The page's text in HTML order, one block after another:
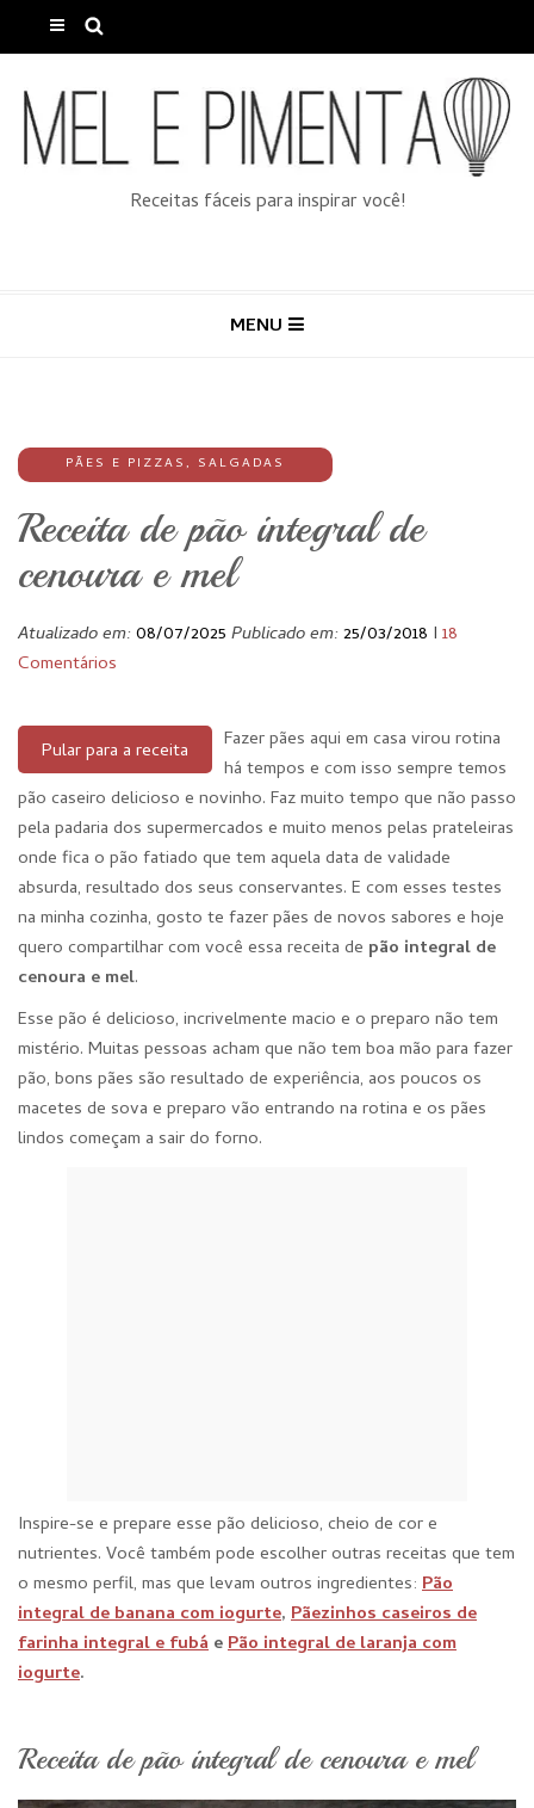
Receitas fáceis para inspirar você!
MENU
PÃES E PIZZAS, SALGADAS
Receita de pão integral de
cenoura e mel
Atualizado em:08/07/2025 Publicado em:25/03/2018 I 18
Comentários
Pular para a receita
Fazer pães aqui em casa virou rotina
há tempos e com isso sempre temos
pão caseiro delicioso e novinho. Faz muito tempo que não passo
pela padaria dos supermercados e muito menos pelas prateleiras
onde fica o pão fatiado que tem aquela data de validade
absurda, resultado dos seus conservantes. E com esses testes
na minha cozinha, gosto te fazer pães de novos sabores e hoje
quero compartilhar com você essa receita de pão integral de
cenoura e mel.
Esse pão é delicioso, incrivelmente macio e o preparo não tem
mistério. Muitas pessoas acham que não tem boa mão para fazer
pão, bons pães são resultado de experiência, aos poucos os
macetes de sova e preparo vão entrando na rotina e os pães
lindos começam a sair do forno.
Inspire-se e prepare esse pão delicioso, cheio de cor e
nutrientes. Você também pode escolher outras receitas que tem
o mesmo perfil, mas que levam outros ingredientes: Pão
integral de banana com iogurte, Pãezinhos caseiros de
farinha integral e fubá ePão integral de laranja com
iogurte.
Receita de pão integral de cenoura e mel